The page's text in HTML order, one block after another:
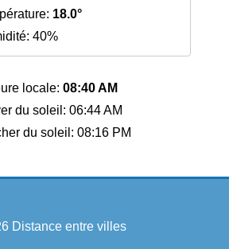
18.0°
40%
locale: 08:40 AM
du soleil: 06:44 AM
du soleil: 08:16 PM
Distance entre villes